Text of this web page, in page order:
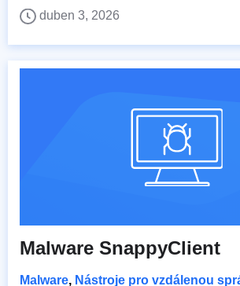
duben 3, 2026
Malware SnappyClient
Malware, Nástroje pro vzdálenou